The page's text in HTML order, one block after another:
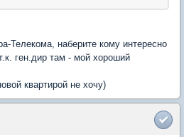
Телекома, наберите кому интересно
ген.дир там - мой хороший
квартирой не хочу)